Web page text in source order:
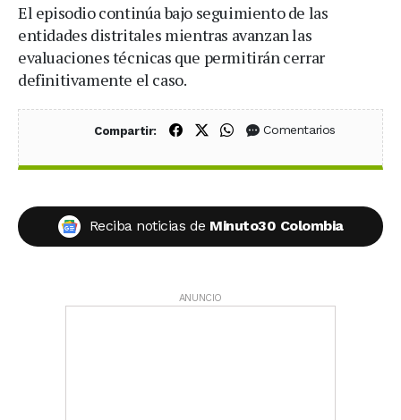
El episodio continúa bajo seguimiento de las
entidades distritales mientras avanzan las
evaluaciones técnicas que permitirán cerrar
definitivamente el caso.
Compartir: Compartir en Facebook
Compartir en X (Twitter)
Compartir en WhatsApp
Comentarios
Reciba noticias de Minuto30 Colombia
ANUNCIO